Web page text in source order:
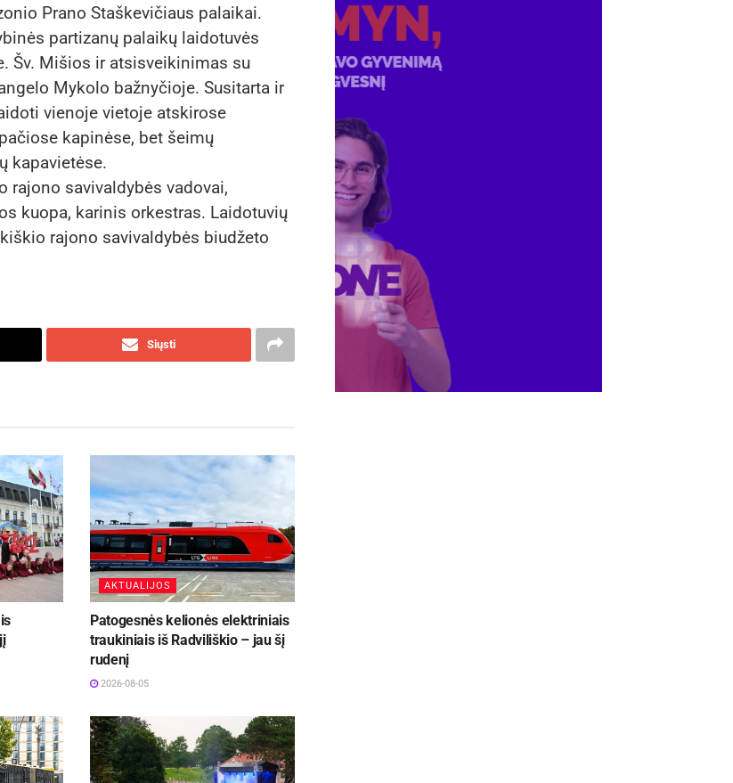
Prano Staškevičiaus palaikai.
partizanų palaikų laidotuvės
Šv. Mišios ir atsisveikinimas su
Mykolo bažnyčioje. Susitarta ir
vienoje vietoje atskirose
kapinėse, bet šeimų
kapavietėse.
rajono savivaldybės vadovai,
kuopa, karinis orkestras. Laidotuvių
rajono savivaldybės biudžeto
Siųsti
AKTUALIJOS
Patogesnės kelionės elektriniais
traukiniais iš Radviliškio – jau šį
rudenį
2026-08-05